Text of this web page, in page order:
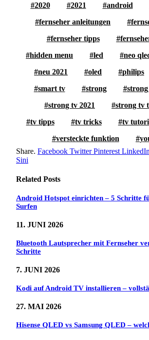
2020 2021 android
fernseher anleitungen
fernseher tipps
hidden menu
led neo
neu 2021
oled philips
smart tv
strong
strong tv 2021
strong tv
tv tipps
tv tricks tv
versteckte funktion
Share. Facebook Twitter Pinterest LinkedIn
Sini
Related Posts
Android Hotspot einrichten – 5 Schritte
Surfen
11. JUNI 2026
Bluetooth Lautsprecher mit Fernseher
Schritte
7. JUNI 2026
Kodi auf Android TV installieren –
27. MAI 2026
Hisense QLED vs Samsung QLED –